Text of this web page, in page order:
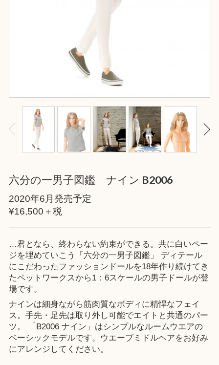
六分の一男子図鑑 ナイン B2006
2020年6月発売予定
¥16,500＋税
…君となら、終わらない約束ができる。共に白いペー
ジを埋めていこう「六分の一男子図鑑」 ディテール
にこだわったファッションドールを18年作り続けてき
たペットワークスから1：6スケールの男子ドールが登
場です。
ナインは細身ながら筋肉質なボディに精悍なフェイ
ス。手先・足先は取り外し可能でエイトと共通のパー
ツ。 「B2006 ナイン」はシンプルなルームウエアの
ベーシックモデルです。ウエーブミドルヘアをお好み
にアレンジしてください。